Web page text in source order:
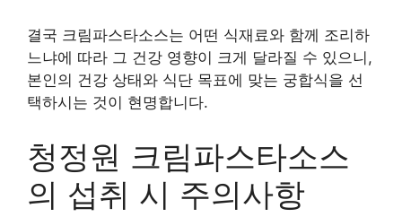
결국 크림파스타소스는 어떤 식재료와 함께 조리하
느냐에 따라 그 건강 영향이 크게 달라질 수 있으니,
본인의 건강 상태와 식단 목표에 맞는 궁합식을 선
택하시는 것이 현명합니다.
청정원 크림파스타소스
의 섭취 시 주의사항